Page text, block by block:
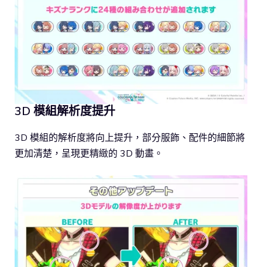
3D 模組解析度提升
3D 模組的解析度將向上提升，部分服飾、配件的細節將
更加清楚，呈現更精緻的 3D 動畫。